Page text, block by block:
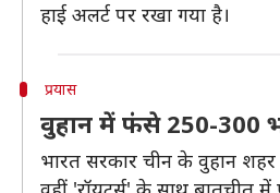
हाई अलर्ट पर रखा गया है।
प्रयास
वुहान में फंसे 250-300
भारत सरकार चीन के वुहान शहर